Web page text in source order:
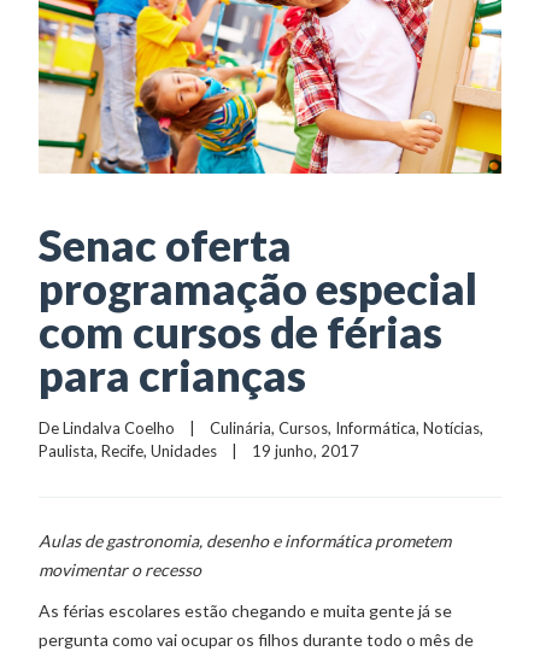
Senac oferta
programação especial
com cursos de férias
para crianças
De Lindalva Coelho
    |
Culinária, Cursos, Informática, Notícias
Paulista, Recife, Unidades
    |    19 junho, 2017
Aulas de gastronomia, desenho e informática prometem
movimentar o recesso
As férias escolares estão chegando e muita gente já se
pergunta como vai ocupar os filhos durante todo o mês de